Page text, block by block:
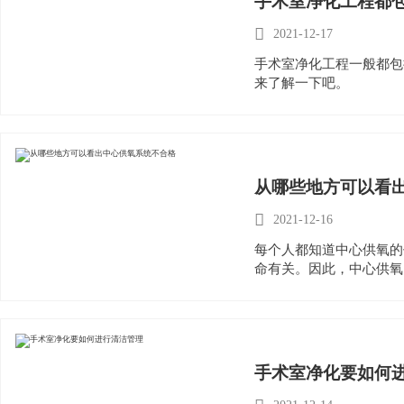

2021-12-17
手术室净化工程一般都
来了解一下吧。
从哪些地方可以看

2021-12-16
每个人都知道中心供氧
命有关。因此，中心供
手术室净化要如何